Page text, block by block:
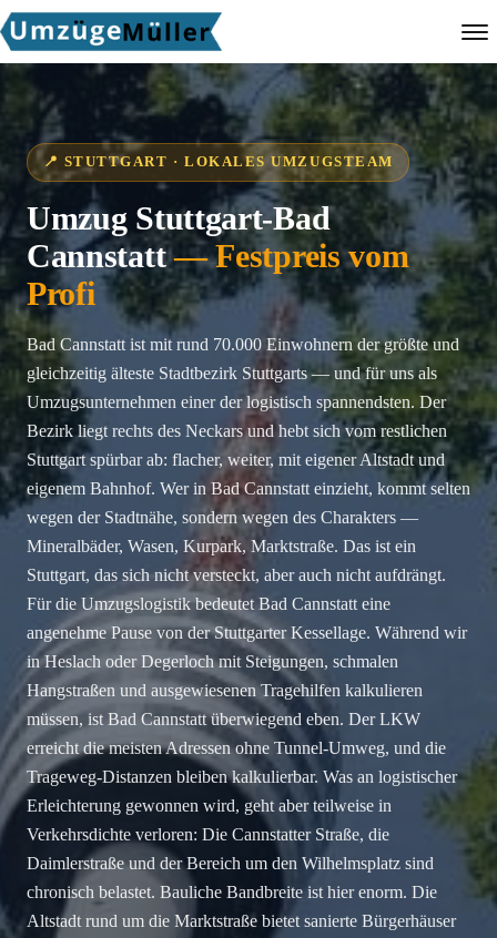
📍 STUTTGART · LOKALES UMZUGSTEAM
Umzug Stuttgart-Bad
Cannstatt— Festpreis vom
Profi
Bad Cannstatt ist mit rund 70.000 Einwohnern der größte und
gleichzeitig älteste Stadtbezirk Stuttgarts — und für uns als
Umzugsunternehmen einer der logistisch spannendsten. Der
Bezirk liegt rechts des Neckars und hebt sich vom restlichen
Stuttgart spürbar ab: flacher, weiter, mit eigener Altstadt und
eigenem Bahnhof. Wer in Bad Cannstatt einzieht, kommt selten
wegen der Stadtnähe, sondern wegen des Charakters —
Mineralbäder, Wasen, Kurpark, Marktstraße. Das ist ein
Stuttgart, das sich nicht versteckt, aber auch nicht aufdrängt.
Für die Umzugslogistik bedeutet Bad Cannstatt eine
angenehme Pause von der Stuttgarter Kessellage. Während wir
in Heslach oder Degerloch mit Steigungen, schmalen
Hangstraßen und ausgewiesenen Tragehilfen kalkulieren
müssen, ist Bad Cannstatt überwiegend eben. Der LKW
erreicht die meisten Adressen ohne Tunnel-Umweg, und die
Trageweg-Distanzen bleiben kalkulierbar. Was an logistischer
Erleichterung gewonnen wird, geht aber teilweise in
Verkehrsdichte verloren: Die Cannstatter Straße, die
Daimlerstraße und der Bereich um den Wilhelmsplatz sind
chronisch belastet. Bauliche Bandbreite ist hier enorm. Die
Altstadt rund um die Marktstraße bietet sanierte Bürgerhäuser